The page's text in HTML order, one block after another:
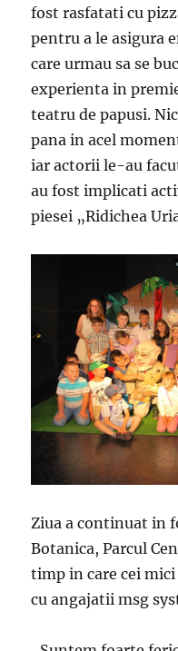
fost rasfatati cu
pentru a le asigura
care urmau sa se
experienta in
teatru de papusi.
pana in acel
iar actorii le-au
au fost implicati
piesei „Ridichea
Ziua a continuat in
Botanica, Parcul
timp in care cei
cu angajatii msg